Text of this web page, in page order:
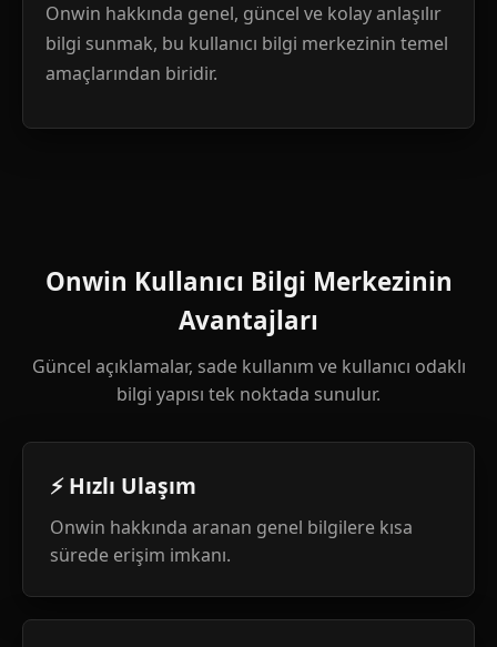
Onwin hakkında genel, güncel ve kolay anlaşılır
bilgi sunmak, bu kullanıcı bilgi merkezinin temel
amaçlarından biridir.
Onwin Kullanıcı Bilgi Merkezinin
Avantajları
Güncel açıklamalar, sade kullanım ve kullanıcı odaklı
bilgi yapısı tek noktada sunulur.
⚡ Hızlı Ulaşım
Onwin hakkında aranan genel bilgilere kısa
sürede erişim imkanı.